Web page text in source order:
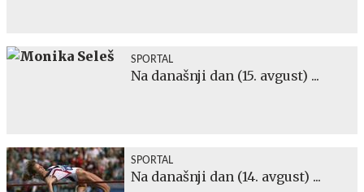
SPORTAL
Na današnji dan (15. avgust) ...
SPORTAL
Na današnji dan (14. avgust) ...